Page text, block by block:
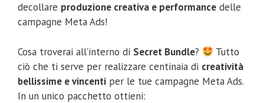
decollare produzione creativa e performance delle
campagne Meta Ads!
Cosa troverai all’interno di Secret Bundle?
Tutto
ciò che ti serve per realizzare centinaia di creatività
bellissime e vincenti per le tue campagne Meta Ads.
In un unico pacchetto ottieni: